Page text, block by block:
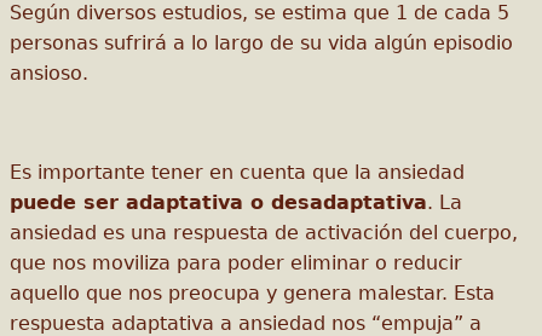
Según diversos estudios, se estima que 1 de cada 5
personas sufrirá a lo largo de su vida algún episodio
ansioso.
Es importante tener en cuenta que la ansiedad
puede ser adaptativa o desadaptativa. La
ansiedad es una respuesta de activación del cuerpo,
que nos moviliza para poder eliminar o reducir
aquello que nos preocupa y genera malestar. Esta
respuesta adaptativa a ansiedad nos “empuja” a